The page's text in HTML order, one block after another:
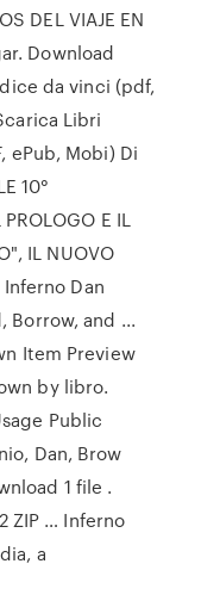
DEL VIAJE EN
Download
da vinci (pdf,
Libri
ePub, Mobi) Di
10°
E IL
IL NUOVO
Inferno Dan
Borrow, and ...
Item Preview
by libro.
Public
Dan, Brow
1 file .
ZIP … Inferno
a